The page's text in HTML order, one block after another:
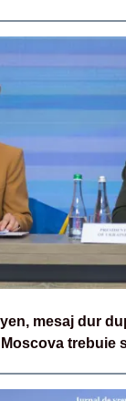
mesaj dur
trebuie